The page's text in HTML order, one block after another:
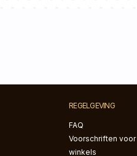
REGELGEVING
FAQ
Voorschriften voor
winkels